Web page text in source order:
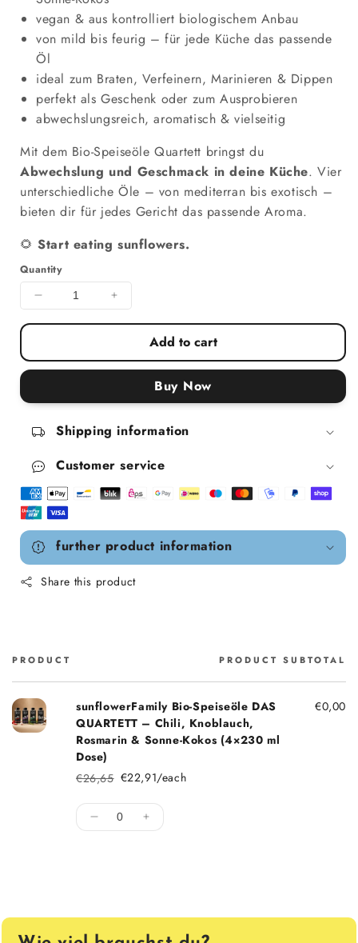
vegan & aus kontrolliert biologischem Anbau
von mild bis feurig – für jede Küche das passende
Öl
ideal zum Braten, Verfeinern, Marinieren & Dippen
perfekt als Geschenk oder zum Ausprobieren
abwechslungsreich, aromatisch & vielseitig
Mit dem Bio-Speiseöle Quartett bringst du
Abwechslung und Geschmack in deine Küche. Vier
unterschiedliche Öle – von mediterran bis exotisch –
bieten dir für jedes Gericht das passende Aroma.
🌻Start eating sunflowers.
Quantity
Decrease quantity for sunflowerFamily Bio-
Increase quantity for
Add to cart
Buy Now
Shipping information
Customer service
further product information
Share this product
Cart
PRODUCT PRODUCT SUBTOTAL
sunflowerFamily Bio-Speiseöle DAS
QUARTETT – Chili, Knoblauch,
Rosmarin & Sonne-Kokos (4×230 ml
Dose)
Regular price
€26,65
Sale price€22,91/each
€0,00
Quantity
Decrease quantity for Default Title
Increase quantity for Default Title